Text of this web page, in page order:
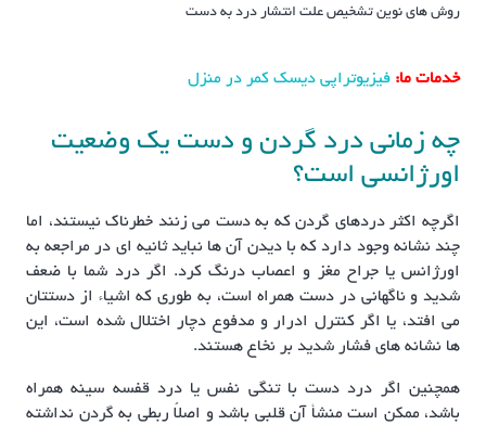
روش های نوین تشخیص علت انتشار درد به دست
خدمات ما: فیزیوتراپی دیسک کمر در منزل
چه زمانی درد گردن و دست یک وضعیت
اورژانسی است؟
اگرچه اکثر دردهای گردن که به دست می زنند خطرناک نیستند، اما
چند نشانه وجود دارد که با دیدن آن ها نباید ثانیه ای در مراجعه به
اورژانس یا جراح مغز و اعصاب درنگ کرد. اگر درد شما با ضعف
شدید و ناگهانی در دست همراه است، به طوری که اشیاء از دستتان
می افتد، یا اگر کنترل ادرار و مدفوع دچار اختلال شده است، این
ها نشانه های فشار شدید بر نخاع هستند.
همچنین اگر درد دست با تنگی نفس یا درد قفسه سینه همراه
باشد، ممکن است منشأ آن قلبی باشد و اصلاً ربطی به گردن نداشته